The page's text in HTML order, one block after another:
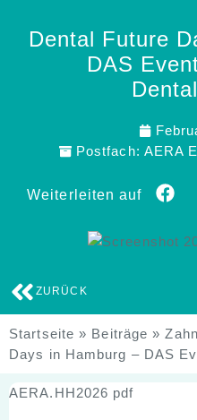
Dental Future
DAS
Postfach: AERA
Weiterleiten auf
ZURÜCK
Startseite » Beiträge »
Days in Hamburg – DAS
AERA.HH2026 pdf